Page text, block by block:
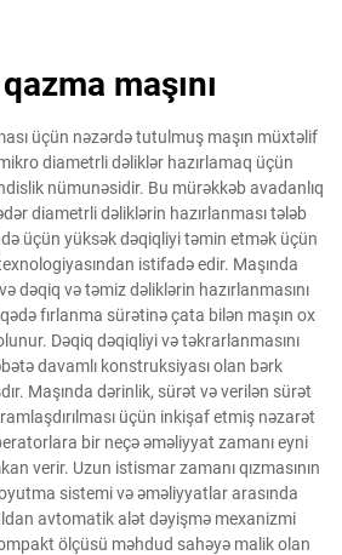
maşını
üçün nəzərdə tutulmuş maşın müxtəlif
diametrli dəliklər hazırlamaq üçün
nümunəsidir. Bu mürəkkəb avadanlıq
diametrli dəliklərin hazırlanması tələb
üçün yüksək dəqiqliyi təmin etmək üçün
istifadə edir. Maşında
dəqiq və təmiz dəliklərin hazırlanmasını
fırlanma sürətinə çata bilən maşın ox
Dəqiq dəqiqliyi və təkrarlanmasını
davamlı konstruksiyası olan bərk
Maşında dərinlik, sürət və verilən sürət
üçün inkişaf etmiş nəzarət
bir neçə əməliyyat zamanı eyni
verir. Uzun istismar zamanı qızmasının
sistemi və əməliyyatlar arasında
avtomatik alət dəyişmə mexanizmi
ölçüsü məhdud sahəyə malik olan